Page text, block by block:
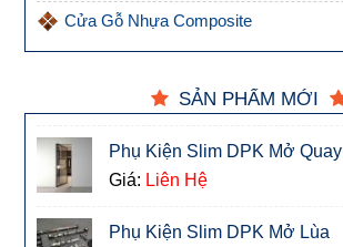
Cửa Gỗ Nhựa Composite
SẢN PHẨM MỚI
Phụ Kiện Slim DPK Mở Quay
Giá: Liên Hệ
Phụ Kiện Slim DPK Mở Lùa